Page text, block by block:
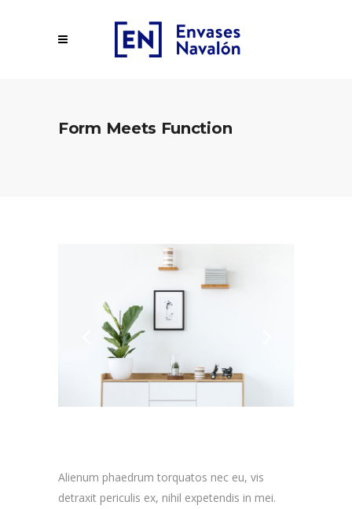
Form Meets Function
Alienum phaedrum torquatos nec eu, vis
detraxit periculis ex, nihil expetendis in mei.